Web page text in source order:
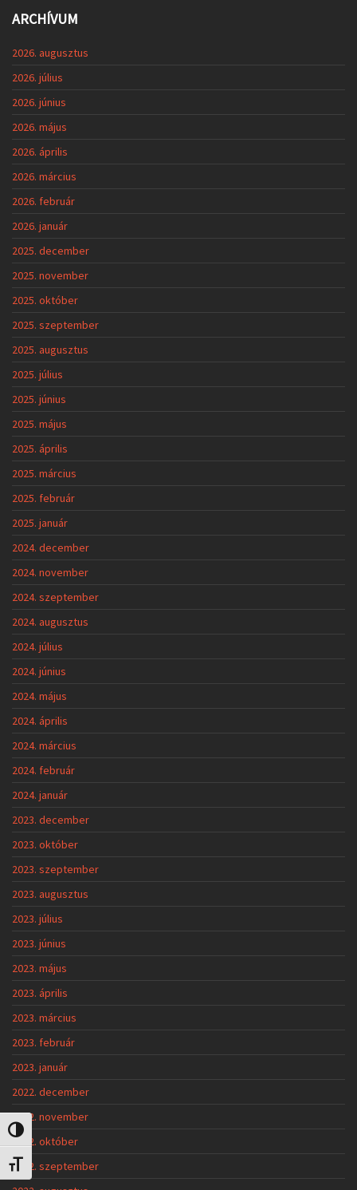
Nagy kontraszt váltása
Betűméret váltása
ARCHÍVUM
2026. augusztus
2026. július
2026. június
2026. május
2026. április
2026. március
2026. február
2026. január
2025. december
2025. november
2025. október
2025. szeptember
2025. augusztus
2025. július
2025. június
2025. május
2025. április
2025. március
2025. február
2025. január
2024. december
2024. november
2024. szeptember
2024. augusztus
2024. július
2024. június
2024. május
2024. április
2024. március
2024. február
2024. január
2023. december
2023. október
2023. szeptember
2023. augusztus
2023. július
2023. június
2023. május
2023. április
2023. március
2023. február
2023. január
2022. december
2022. november
2022. október
2022. szeptember